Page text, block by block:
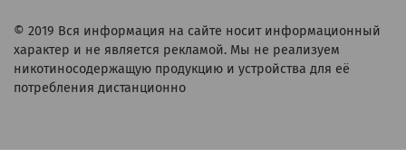
© 2019 Вся информация на сайте носит информационный
характер и не является рекламой. Мы не реализуем
никотиносодержащую продукцию и устройства для её
потребления дистанционно